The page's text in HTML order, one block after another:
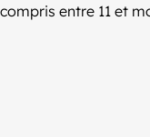
compris entre 11 et